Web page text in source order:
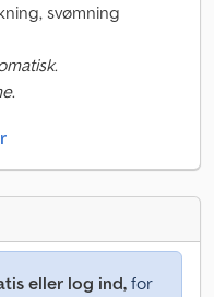
svømning
eller log ind,for